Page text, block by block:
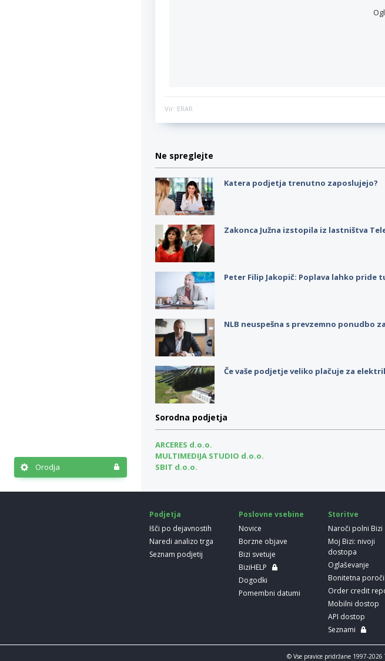
Orodja
Vir: ERAR
Ne spreglejte
Katera podjetja trenutno zaposlujejo?
Zakonca Južna izstopila iz lastništva
Peter Filip Jakopič: Poplava lahko pride
NLB neuspešna s prevzemno ponudbo
Če vaše podjetje veliko plačuje za
Sorodna podjetja
ARCERES d.o.o.
MULTIMEDIJA STUDIO d.o.o.
SBIT d.o.o.
Podjetja
Išči po dejavnostih
Naredi analizo trga
Seznam podjetij
Poslovne vsebine
Novice
Borzne objave
Bizi svetuje
BiziHELP
Dogodki
Pomembni datumi
Storitve
Naroči polni Bizi
Moj Bizi: nivoji
dostopa
Oglaševanje
Bonitetna
Order credit
Mobilni dostop
API dostop
Seznami
© Vse pravice pridržane 1997-